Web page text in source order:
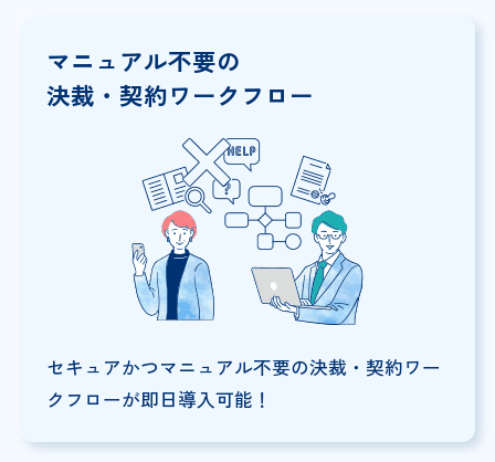
マニュアル不要の
決裁・契約ワークフロー
セキュアかつマニュアル不要の決裁・契約ワー
クフローが即日導入可能！